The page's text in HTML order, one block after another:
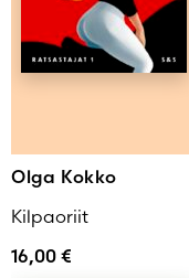
Olga Kokko
Kilpaoriit
16,00 €